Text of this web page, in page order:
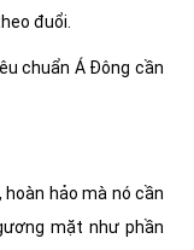
đuổi.
chuẩn Á Đông cần
hảo mà nó cần
mặt như phần